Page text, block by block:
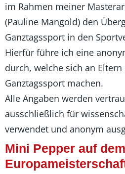
im Rahmen meiner
(Pauline Mangold) den
Ganztagssport in den
Hierfür führe ich eine
durch, welche sich an
Ganztagssport machen.
Alle Angaben werden
ausschließlich für
verwendet und anonym
Mini Pepper auf